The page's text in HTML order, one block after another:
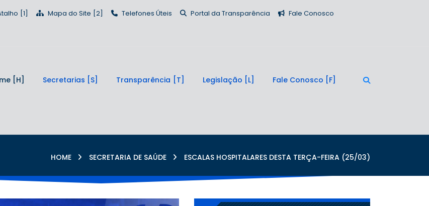
Mapa do Site Telefones Úteis Portal da Transparência Fale Conosco
Secretarias Transparência Legislação Fale Conosco
HOME SECRETARIA DE SAÚDE ESCALAS HOSPITALARES DESTA TERÇA-FEIRA (25/03)